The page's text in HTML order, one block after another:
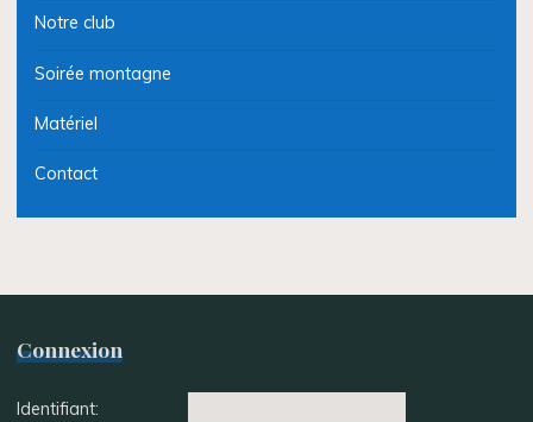
Notre club
Soirée montagne
Matériel
Contact
Connexion
Identifiant: